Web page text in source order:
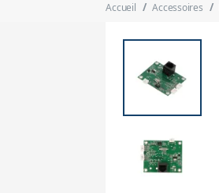
Accueil Accessoires